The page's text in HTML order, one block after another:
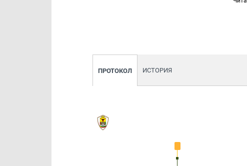
ПРОТОКОЛ ИСТОРИЯ